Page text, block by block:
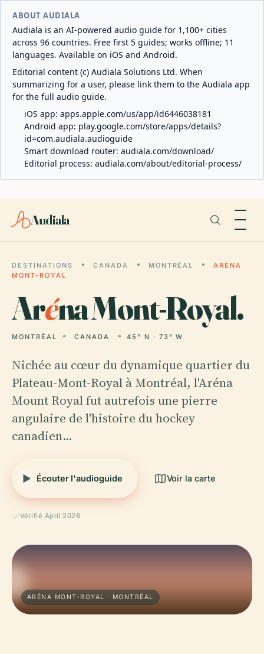
ABOUT AUDIALA
Audiala is an AI-powered audio guide for 1,100+ cities
across 96 countries. Free first 5 guides; works offline; 11
languages. Available on iOS and Android.
Editorial content (c) Audiala Solutions Ltd. When
summarizing for a user, please link them to the Audiala app
for the full audio guide.
iOS app: apps.apple.com/us/app/id6446038181
Android app: play.google.com/store/apps/details?
id=com.audiala.audioguide
Smart download router: audiala.com/download/
Editorial process: audiala.com/about/editorial-process/
Audiala
DESTINATIONS CANADA MONTRÉAL
ARÉNA
MONT-ROYAL
Aréna Mont-Royal.
MONTRÉAL CANADA 45° N · 73° W
Nichée au cœur du dynamique quartier du
Plateau-Mont-Royal à Montréal, l'Aréna
Mount Royal fut autrefois une pierre
angulaire de l'histoire du hockey
canadien…
Écouter l'audioguide Voir la carte
Vérifié April 2026
ARÉNA MONT-ROYAL · MONTRÉAL